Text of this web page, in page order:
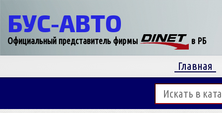
БУС-АВТО
Официальный представитель фирмы в РБ
Главная